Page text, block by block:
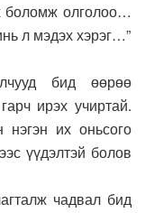
боломж олголоо…
л мэдэх хэрэг…”
бид өөрөө
ирэх учиртай.
их оньсого
үүдэлтэй болов
чадвал бид